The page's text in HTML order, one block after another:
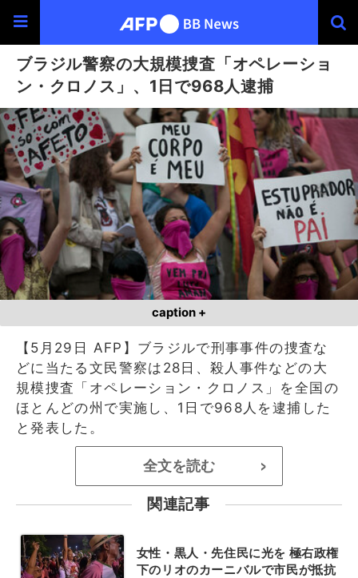
ブラジル警察の大規模捜査「オペレーショ
ン・クロノス」、1日で968人逮捕
caption +
【5月29日 AFP】ブラジルで刑事事件の捜査な
どに当たる文民警察は28日、殺人事件などの大
規模捜査「オペレーション・クロノス」を全国の
ほとんどの州で実施し、1日で968人を逮捕した
と発表した。
全文を読む >
関連記事
女性・黒人・先住民に光を 極右政権
下のリオのカーニバルで市民が抵抗